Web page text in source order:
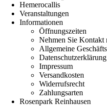
Hemerocallis
Veranstaltungen
Informationen
Öffnungszeiten
Nehmen Sie Kontakt
Allgemeine
Datenschutzerklärung
Impressum
Versandkosten
Widerrufsrecht
Zahlungsarten
Rosenpark Reinhausen